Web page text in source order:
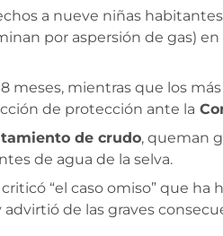
a nueve niñas
por aspersión de gas)
meses, mientras que los
de protección ante la
de crudo, queman
de agua de la selva.
“el caso omiso” que
de las graves